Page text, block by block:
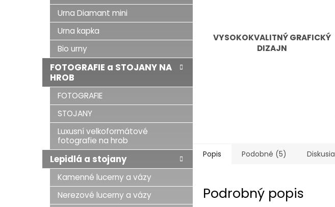
Urna Diamant mini
Urna kapka
Bio urny
FOTOGRAFIE a STOJANY NA
HROB
FOTOGRAFIE
STOJANY
Luxusní velkoformátové
fotografie na hrob
Lepidlá a stojany
Kamenné lucerny a vázy
Nerezové lucerny a vázy
VYSOKOKVALITNÝ GRAFICKÝ
DIZAJN
Popis Podobné (5) Diskusia
Podrobný popis